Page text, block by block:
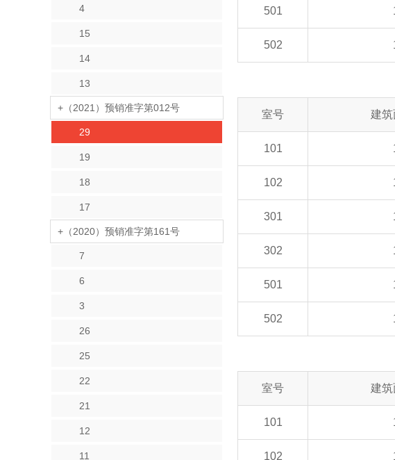
4
15
14
13
+（2021）预销准字第012号
29
19
18
17
+（2020）预销准字第161号
7
6
3
26
25
22
21
12
11
501
502
室号 建筑
101
102
301
302
501
502
室号 建筑
101
102